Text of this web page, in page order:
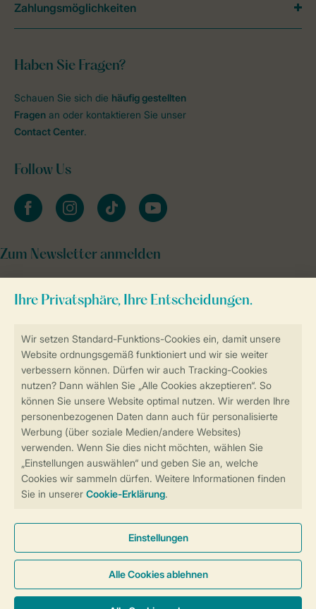
Sicherstellung Deiner Privatsphäre
Sicher und schnell zur Online-Buchung
Sichere Datenübertragung
Sicheres Bezahlen
Haben Sie Fragen?
Schauen Sie sich die häufig gestellten
Fragen an oder kontaktieren Sie unser
Contact Center.
Follow Us
facebookinstagramtiktok youtube
Zum Newsletter anmelden
Zahlungsmöglichkeiten
Cookies und Banner
Barrierefreiheit